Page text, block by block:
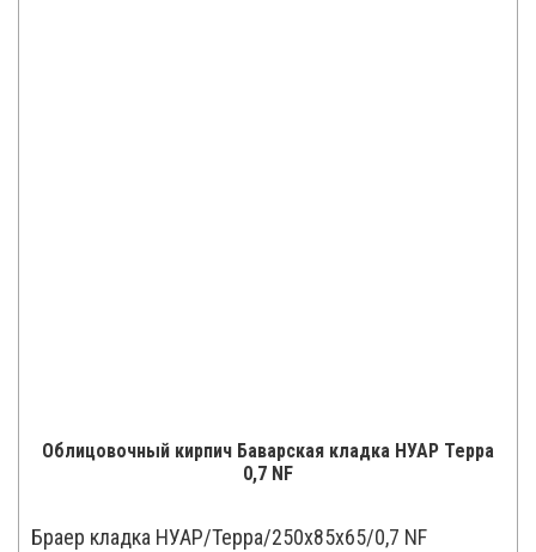
Облицовочный кирпич Баварская кладка НУАР Терра
0,7 NF
Браер кладка НУАР/Терра/250x85x65/0,7 NF